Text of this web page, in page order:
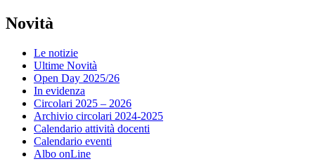
Novità
Le notizie
Ultime Novità
Open Day 2025/26
In evidenza
Circolari 2025 – 2026
Archivio circolari 2024-2025
Calendario attività docenti
Calendario eventi
Albo onLine